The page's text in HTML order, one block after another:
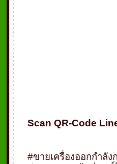
Scan QR-Code
#ขายเครื่องออกกำลั